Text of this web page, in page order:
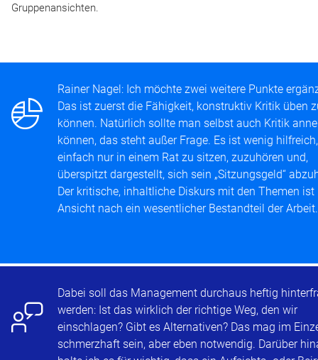
Gruppenansichten.
q
Rainer Nagel: Ich möchte zwei weitere Punkte
Das ist zuerst die Fähigkeit, konstruktiv Kritik üben
können. Natürlich sollte man selbst auch Kritik
können, das steht außer Frage. Es ist wenig hilfreich,
einfach nur in einem Rat zu sitzen, zuzuhören und,
überspitzt dargestellt, sich sein „Sitzungsgeld“
Der kritische, inhaltliche Diskurs mit den Themen ist
Ansicht nach ein wesentlicher Bestandteil der Arbeit.
t
Dabei soll das Management durchaus heftig
werden: Ist das wirklich der richtige Weg, den wir
einschlagen? Gibt es Alternativen? Das mag im
schmerzhaft sein, aber eben notwendig. Darüber